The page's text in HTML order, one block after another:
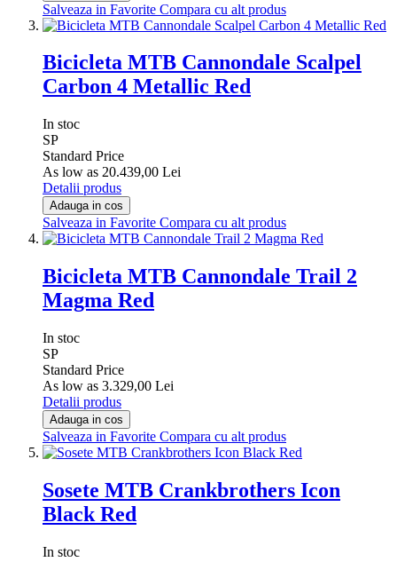
Salveaza in Favorite Compara cu alt produs
Bicicleta MTB Cannondale Scalpel
Carbon 4 Metallic Red
In stoc
SP
Standard Price
As low as 20.439,00 Lei
Detalii produs
Adauga in cos
Salveaza in Favorite Compara cu alt produs
Bicicleta MTB Cannondale Trail 2
Magma Red
In stoc
SP
Standard Price
As low as 3.329,00 Lei
Detalii produs
Adauga in cos
Salveaza in Favorite Compara cu alt produs
Sosete MTB Crankbrothers Icon
Black Red
In stoc